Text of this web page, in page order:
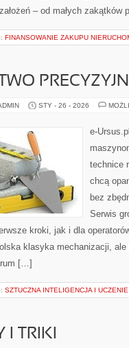
– od małych zakątków
FINANSOWANIE ZAKUPU
STY - 26 - 2026
e-
technice
chcą
bez
Serwis
kroki, jak i dla
klasyka mechanizacji,
[…]
SZTUCZNA INTELIGENCJA I
I TRIKI